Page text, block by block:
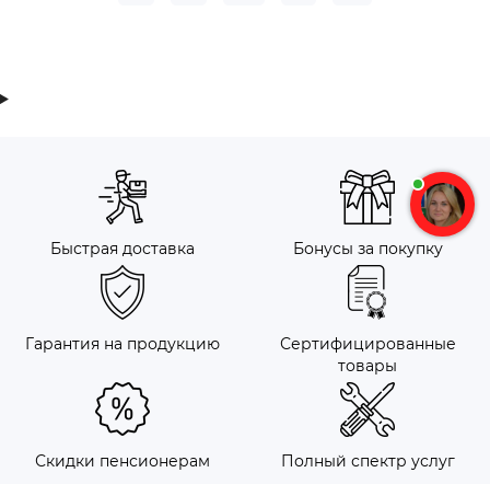
Быстрая доставка Бонусы за покупку
Гарантия на продукцию
Сертифицированные
товары
Скидки пенсионерам Полный спектр услуг